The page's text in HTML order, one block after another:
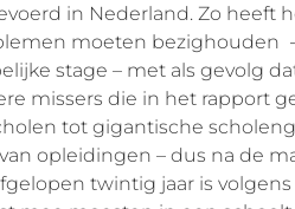
in Nederland. Zo heeft
moeten bezighouden
stage – met als gevolg
missers die in het rapport
tot gigantische
opleidingen – dus na de
twintig jaar is